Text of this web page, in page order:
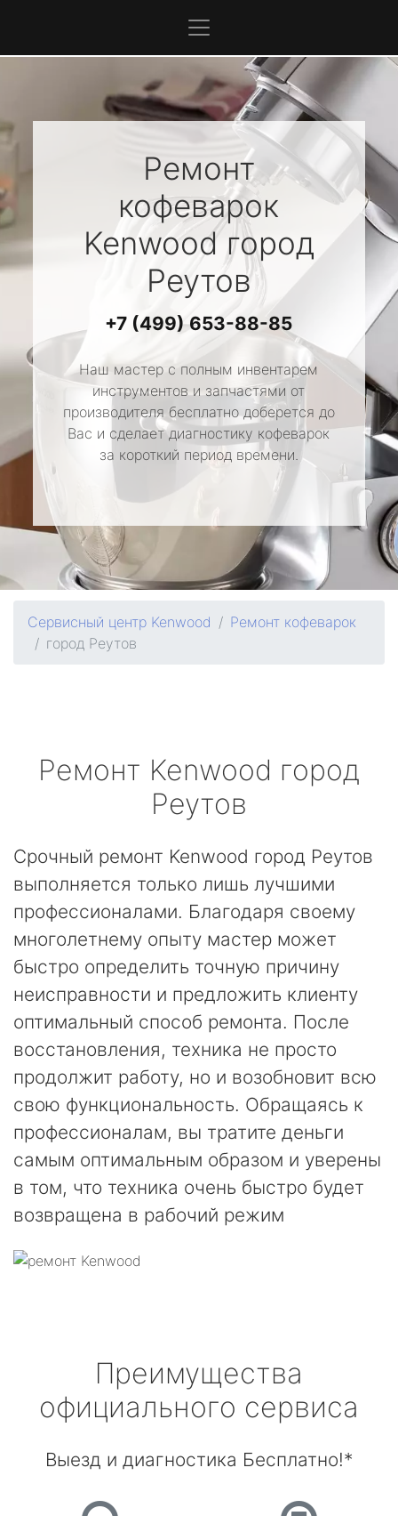
Ремонт
кофеварок
Kenwoodгород
Реутов
+7 (499) 653-88-85
Наш мастер с полным инвентарем
инструментов и запчастями от
производителя бесплатно доберется до
Вас и сделает диагностику кофеварок
за короткий период времени.
Сервисный центр Kenwood
Ремонт кофеварок
город Реутов
Ремонт Kenwood город
Реутов
Срочный ремонт Kenwood город Реутов
выполняется только лишь лучшими
профессионалами. Благодаря своему
многолетнему опыту мастер может
быстро определить точную причину
неисправности и предложить клиенту
оптимальный способ ремонта. После
восстановления, техника не просто
продолжит работу, но и возобновит всю
свою функциональность. Обращаясь к
профессионалам, вы тратите деньги
самым оптимальным образом и уверены
в том, что техника очень быстро будет
возвращена в рабочий режим
Преимущества
официального сервиса
Выезд и диагностика Бесплатно!*